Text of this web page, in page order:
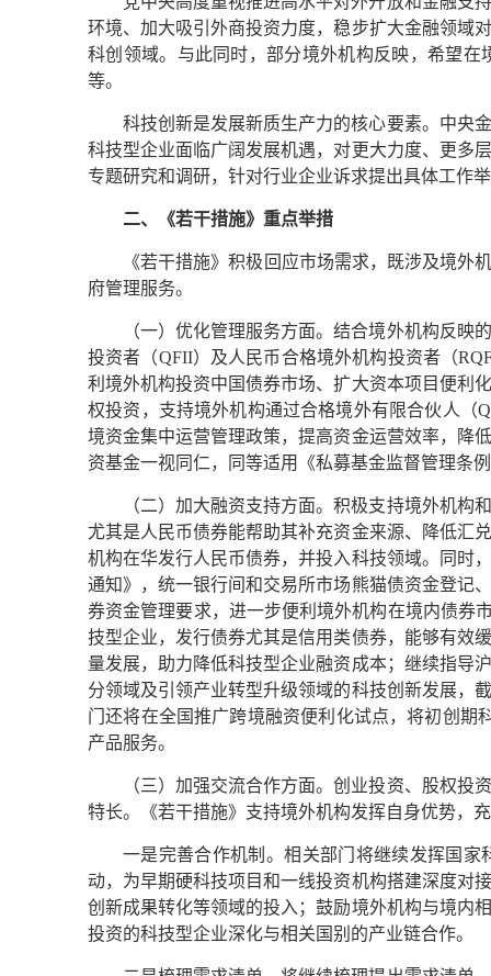
环境、加大吸引外商投资力度，稳步扩大金融领域
科创领域。与此同时，部分境外机构反映，希望
等。
科技创新是发展新质生产力的核心要素。中央
科技型企业面临广阔发展机遇，对更大力度、更多
专题研究和调研，针对行业企业诉求提出具体工作
二、《若干措施》重点举措
《若干措施》积极回应市场需求，既涉及境外
府管理服务。
（一）优化管理服务方面。结合境外机构反
投资者（QFII）及人民币合格境外机构投资者（
利境外机构投资中国债券市场、扩大资本项目便利
权投资，支持境外机构通过合格境外有限合伙人（
境资金集中运营管理政策，提高资金运营效率，降
资基金一视同仁，同等适用《私募基金监督管理条
（二）加大融资支持方面。积极支持境外机
尤其是人民币债券能帮助其补充资金来源、降低汇
机构在华发行人民币债券，并投入科技领域。同时
通知》，统一银行间和交易所市场熊猫债资金登记
券资金管理要求，进一步便利境外机构在境内债券
技型企业，发行债券尤其是信用类债券，能够有效
量发展，助力降低科技型企业融资成本；继续指导
分领域及引领产业转型升级领域的科技创新发展，
门还将在全国推广跨境融资便利化试点，将初创期
产品服务。
（三）加强交流合作方面。创业投资、股权
特长。《若干措施》支持境外机构发挥自身优势，
一是完善合作机制。相关部门将继续发挥国
动，为早期硬科技项目和一线投资机构搭建深度对
创新成果转化等领域的投入；鼓励境外机构与境内
投资的科技型企业深化与相关国别的产业链合作。